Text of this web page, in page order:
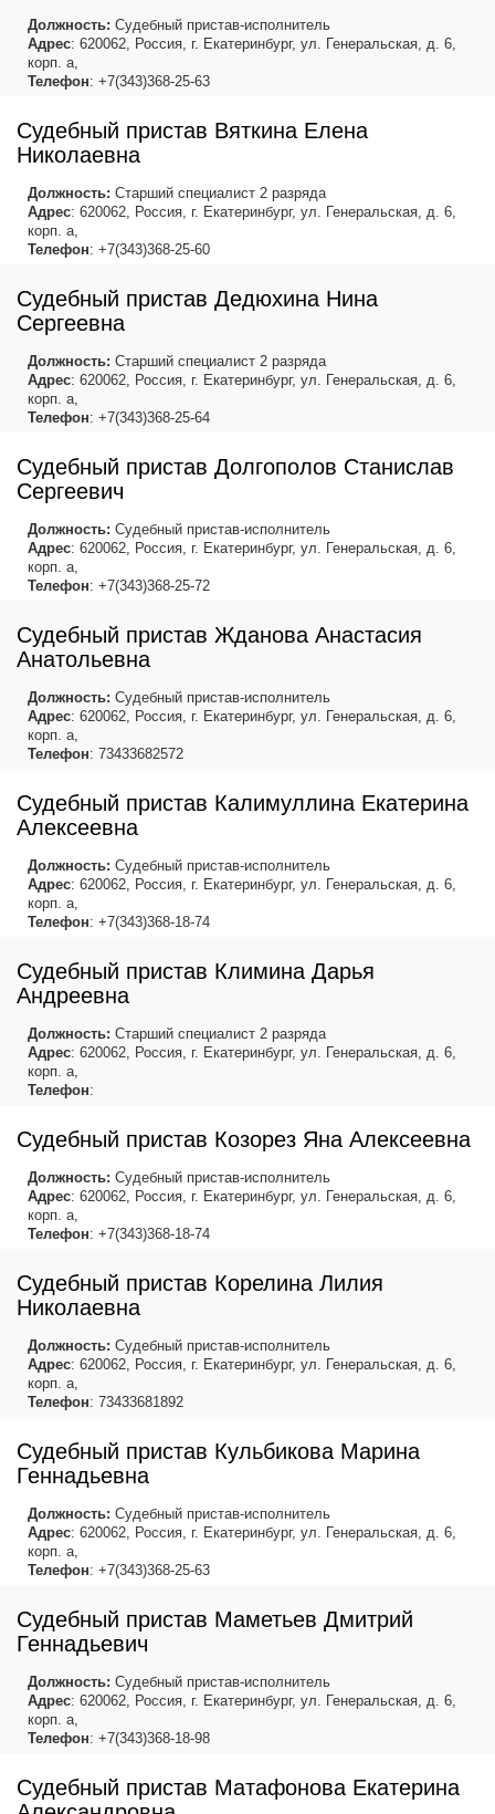
Должность: Судебный пристав-исполнитель
Адрес: 620062, Россия, г. Екатеринбург, ул. Генеральская, д. 6,
корп. а,
Телефон: +7(343)368-25-63
Судебный пристав Вяткина Елена
Николаевна
Должность: Старший специалист 2 разряда
Адрес: 620062, Россия, г. Екатеринбург, ул. Генеральская, д. 6,
корп. а,
Телефон: +7(343)368-25-60
Судебный пристав Дедюхина Нина
Сергеевна
Должность: Старший специалист 2 разряда
Адрес: 620062, Россия, г. Екатеринбург, ул. Генеральская, д. 6,
корп. а,
Телефон: +7(343)368-25-64
Судебный пристав Долгополов Станислав
Сергеевич
Должность: Судебный пристав-исполнитель
Адрес: 620062, Россия, г. Екатеринбург, ул. Генеральская, д. 6,
корп. а,
Телефон: +7(343)368-25-72
Судебный пристав Жданова Анастасия
Анатольевна
Должность: Судебный пристав-исполнитель
Адрес: 620062, Россия, г. Екатеринбург, ул. Генеральская, д. 6,
корп. а,
Телефон: 73433682572
Судебный пристав Калимуллина Екатерина
Алексеевна
Должность: Судебный пристав-исполнитель
Адрес: 620062, Россия, г. Екатеринбург, ул. Генеральская, д. 6,
корп. а,
Телефон: +7(343)368-18-74
Судебный пристав Климина Дарья
Андреевна
Должность: Старший специалист 2 разряда
Адрес: 620062, Россия, г. Екатеринбург, ул. Генеральская, д. 6,
корп. а,
Телефон:
Судебный пристав Козорез Яна Алексеевна
Должность: Судебный пристав-исполнитель
Адрес: 620062, Россия, г. Екатеринбург, ул. Генеральская, д. 6,
корп. а,
Телефон: +7(343)368-18-74
Судебный пристав Корелина Лилия
Николаевна
Должность: Судебный пристав-исполнитель
Адрес: 620062, Россия, г. Екатеринбург, ул. Генеральская, д. 6,
корп. а,
Телефон: 73433681892
Судебный пристав Кульбикова Марина
Геннадьевна
Должность: Судебный пристав-исполнитель
Адрес: 620062, Россия, г. Екатеринбург, ул. Генеральская, д. 6,
корп. а,
Телефон: +7(343)368-25-63
Судебный пристав Маметьев Дмитрий
Геннадьевич
Должность: Судебный пристав-исполнитель
Адрес: 620062, Россия, г. Екатеринбург, ул. Генеральская, д. 6,
корп. а,
Телефон: +7(343)368-18-98
Судебный пристав Матафонова Екатерина